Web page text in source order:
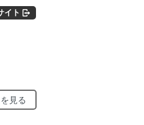
イト
見る